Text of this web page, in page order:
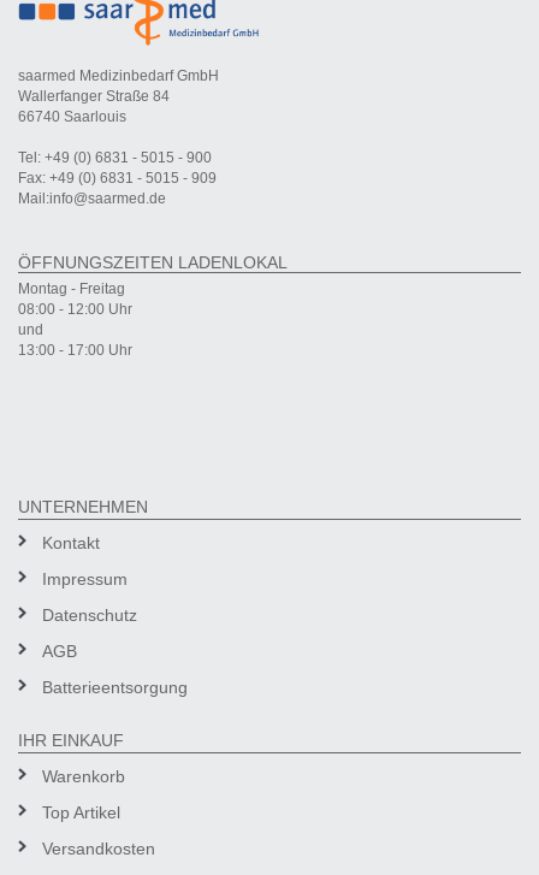
saarmed Medizinbedarf GmbH
Wallerfanger Straße 84
66740 Saarlouis
Tel: +49 (0) 6831 - 5015 - 900
Fax: +49 (0) 6831 - 5015 - 909
Mail:info@saarmed.de
ÖFFNUNGSZEITEN LADENLOKAL
Montag - Freitag
08:00 - 12:00 Uhr
und
13:00 - 17:00 Uhr
UNTERNEHMEN
Kontakt
Impressum
Datenschutz
AGB
Batterieentsorgung
IHR EINKAUF
Warenkorb
Top Artikel
Versandkosten